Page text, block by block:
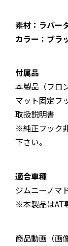
素材：ラバー
カラー：ブラ
付属品
本製品（フロ
マット固定フ
取扱説明書
※純正フック
下さい。
適合車種
ジムニーノマ
※本製品はAT
商品動画（画